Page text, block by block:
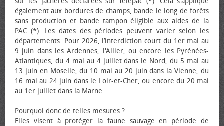
également aux bordures de champs, bande le long de forêts
sans production et bande tampon éligible aux aides de la
PAC (*). Les dates des périodes peuvent varier selon les
départements. Pour 2026, l’interdiction court du 1er mai au
9 juin dans les Ardennes, l'Allier, ou encore les Pyrénées-
Atlantiques, du 4 mai au 4 juillet dans le Nord, du 5 mai au
13 juin en Moselle, du 10 mai au 20 juin dans la Vienne, du
16 mai au 24 juin dans le Loir-et-Cher, ou encore du 20 mai
au 1er juillet dans la Marne.
Pourquoi donc de telles mesures ?
Elles visent à protéger la faune sauvage en période de